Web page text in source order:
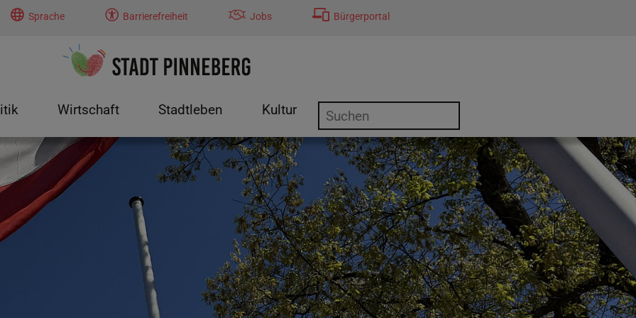
Sprache Barrierefreiheit Jobs Bürgerportal
for "Politik"
Wirtschaft
Submenu for "Wirtschaft"
Stadtleben
Submenu for "Stadtleben"
Kultur
Submenu for "Kultur"